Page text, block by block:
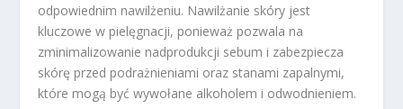
odpowiednim nawilżeniu. Nawilżanie skóry jest
kluczowe w pielęgnacji, ponieważ pozwala na
zminimalizowanie nadprodukcji sebum i zabezpiecza
skórę przed podrażnieniami oraz stanami zapalnymi,
które mogą być wywołane alkoholem i odwodnieniem.